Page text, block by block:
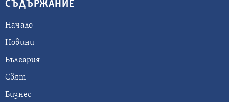
СЪДЪРЖАНИЕ
Начало
Новини
България
Свят
Бизнес